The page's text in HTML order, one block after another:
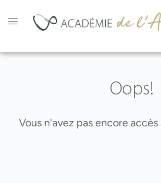
Oops!
Vous n'avez pas encore